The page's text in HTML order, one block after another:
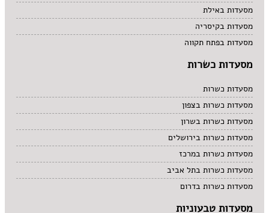
מסעדות באילת
מסעדות בקיסריה
מסעדות בפתח תקווה
מסעדות כשרות
מסעדות כשרות
מסעדות כשרות בצפון
מסעדות כשרות בשרון
מסעדות כשרות בירושלים
מסעדות כשרות במרכז
מסעדות כשרות בתל אביב
מסעדות כשרות בדרום
מסעדות טבעוניות